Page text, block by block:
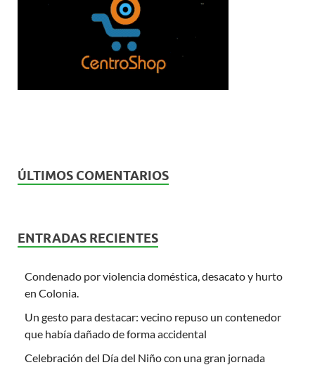
ÚLTIMOS COMENTARIOS
ENTRADAS RECIENTES
Condenado por violencia doméstica, desacato y hurto
en Colonia.
Un gesto para destacar: vecino repuso un contenedor
que había dañado de forma accidental
Celebración del Día del Niño con una gran jornada